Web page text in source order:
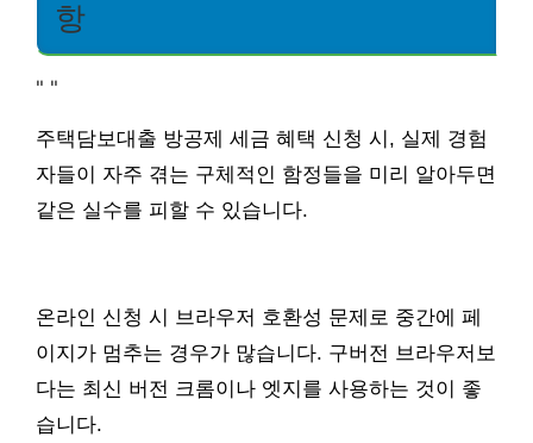
항
" "
주택담보대출 방공제 세금 혜택 신청 시, 실제 경험
자들이 자주 겪는 구체적인 함정들을 미리 알아두면
같은 실수를 피할 수 있습니다.
온라인 신청 시 브라우저 호환성 문제로 중간에 페
이지가 멈추는 경우가 많습니다. 구버전 브라우저보
다는 최신 버전 크롬이나 엣지를 사용하는 것이 좋
습니다.